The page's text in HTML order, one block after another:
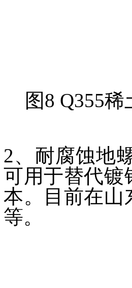
图8 Q355
2、耐腐蚀地
可用于替代镀
本。目前在山
等。